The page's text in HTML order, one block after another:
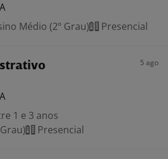
Médio (2º Grau) Presencial
5 ago
1 e 3 anos
Presencial